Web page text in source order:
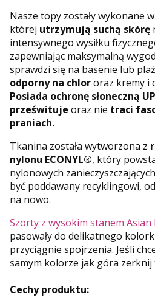
Nasze topy zostały wykonane
której utrzymują suchą skórę
intensywnego wysiłku
zapewniając maksymalną
sprawdzi się na basenie lub
odporny na chlororaz kremy i
Posiada ochronę słoneczną
prześwituje oraz nie traci
praniach.
Tkanina została wytworzona z
nylonu ECONYL®, który
nylonowych
być poddawany recyklingowi,
na nowo.
Szorty z wysokim stanem Asian
pasowały do delikatnego
przyciągnie spojrzenia. Jeśli
samym kolorze jak góra
Cechy produktu: